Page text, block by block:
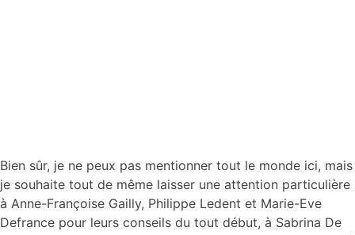
Bien sûr, je ne peux pas mentionner tout le monde ici, mais
je souhaite tout de même laisser une attention particulière
à Anne-Françoise Gailly, Philippe Ledent et Marie-Eve
Defrance pour leurs conseils du tout début, à Sabrina De